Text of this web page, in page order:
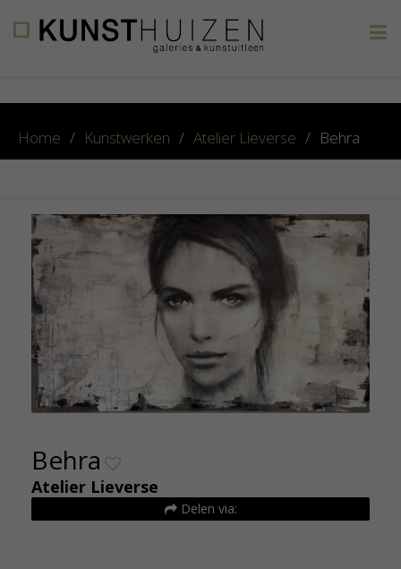
Home / Kunstwerken / Atelier Lieverse / Behra
Behra
Atelier Lieverse
Delen via: